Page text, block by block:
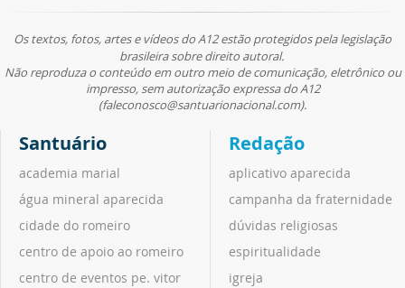
Os textos, fotos, artes e vídeos do A12 estão protegidos pela legislação
brasileira sobre direito autoral.
Não reproduza o conteúdo em outro meio de comunicação, eletrônico ou
impresso, sem autorização expressa do A12
(faleconosco@santuarionacional.com).
Santuário
academia marial
água mineral aparecida
cidade do romeiro
centro de apoio ao romeiro
centro de eventos pe. vitor
Redação
aplicativo aparecida
campanha da fraternidade
dúvidas religiosas
espiritualidade
igreja